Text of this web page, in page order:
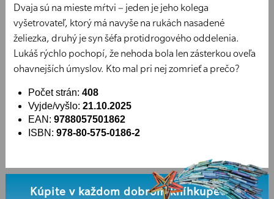
Dvaja sú na mieste mŕtvi – jeden je jeho kolega
vyšetrovateľ, ktorý má navyše na rukách nasadené
želiezka, druhý je syn šéfa protidrogového oddelenia.
Lukáš rýchlo pochopí, že nehoda bola len zásterkou oveľa
ohavnejších úmyslov. Kto mal pri nej zomrieť a prečo?
Počet strán: 408
Vyjde/vyšlo: 21.10.2025
EAN: 9788057501862
ISBN: 978-80-575-0186-2
Kúpite v každom dobrom kníhkupectve